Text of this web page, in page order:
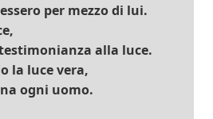
per mezzo di lui.
alla luce.
la luce vera,
ogni uomo.